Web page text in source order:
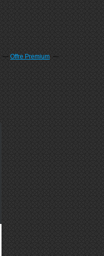
Offre Premium